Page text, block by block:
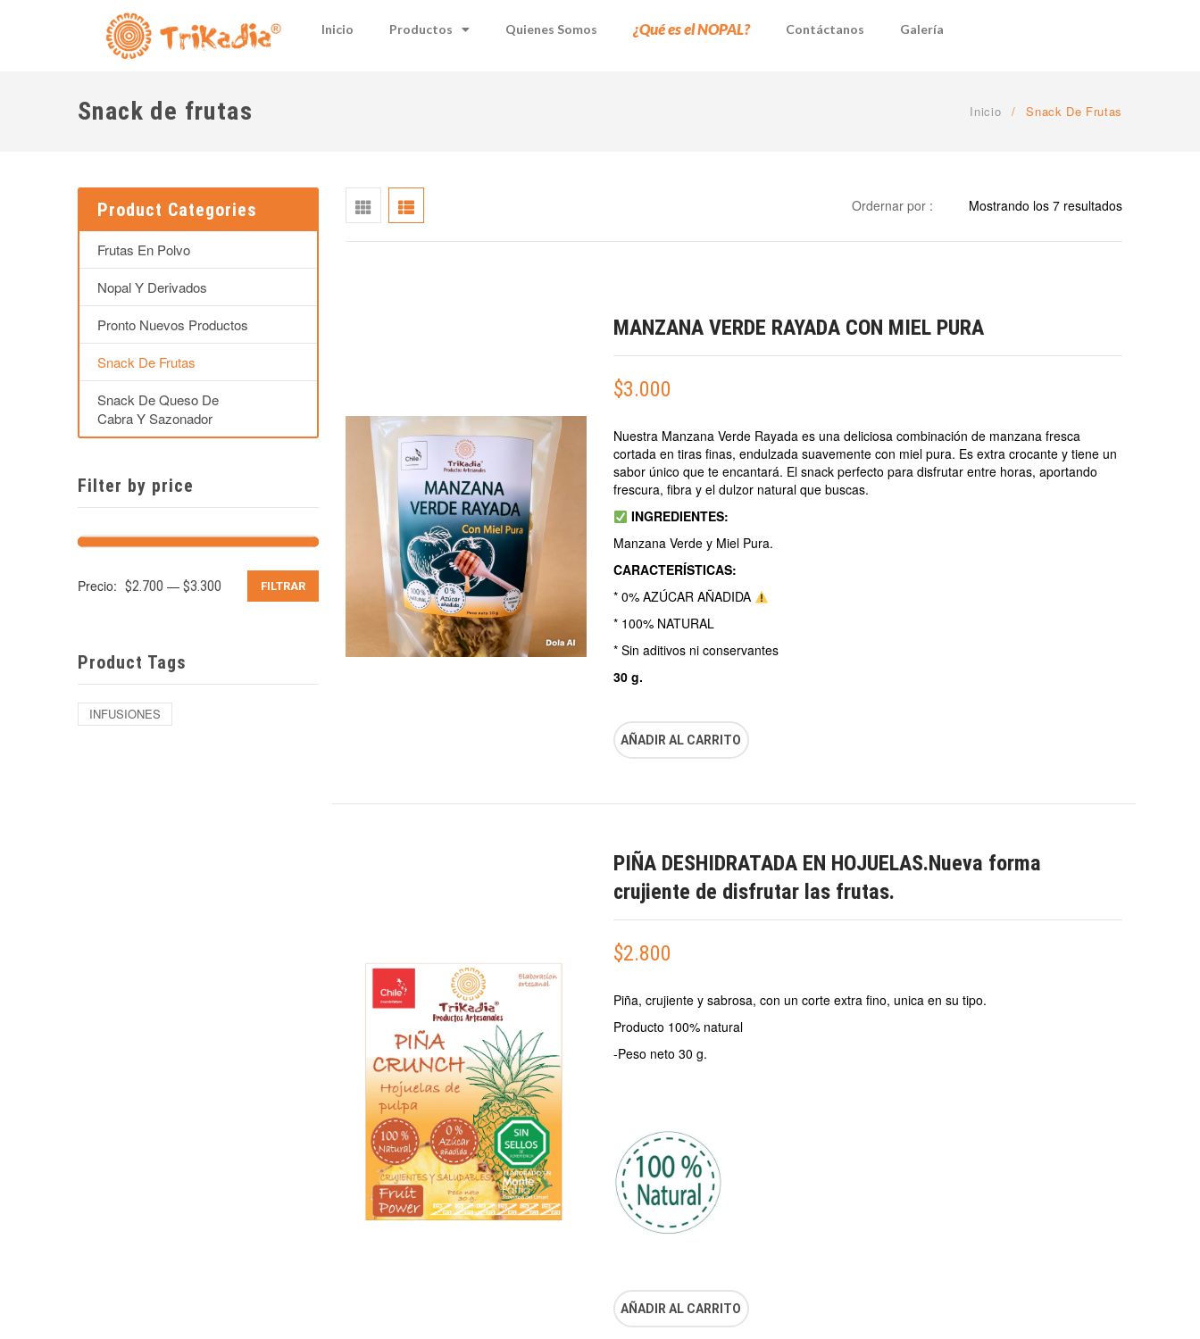
Inicio Productos Quienes Somos ¿Qué es el NOPAL? Contáctanos Galería
Snack de frutas Inicio / Snack De Frutas
Product Categories
Frutas En Polvo
Nopal Y Derivados
Pronto Nuevos Productos
Snack De Frutas
Snack De Queso De
Cabra Y Sazonador
Filter by price
FILTRAR
Precio: $2.700 — $3.300
Product Tags
INFUSIONES
Mostrando los 7 resultados
Ordernar por :
MANZANA VERDE RAYADA CON MIEL PURA
$3.000
Nuestra Manzana Verde Rayada es una deliciosa combinación de manzana fresca
cortada en tiras finas, endulzada suavemente con miel pura. Es extra crocante y tiene un
sabor único que te encantará. El snack perfecto para disfrutar entre horas, aportando
frescura, fibra y el dulzor natural que buscas.
INGREDIENTES:
Manzana Verde y Miel Pura.
CARACTERÍSTICAS:
* 0% AZÚCAR AÑADIDA
* 100% NATURAL
* Sin aditivos ni conservantes
30 g.
AÑADIR AL CARRITO
PIÑA DESHIDRATADA EN HOJUELAS.Nueva forma
crujiente de disfrutar las frutas.
$2.800
Piña, crujiente y sabrosa, con un corte extra fino, unica en su tipo.
Producto 100% natural
-Peso neto 30 g.
AÑADIR AL CARRITO